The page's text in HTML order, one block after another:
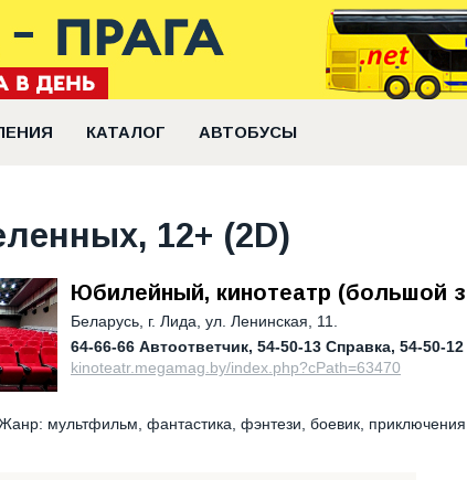
КАТАЛОГ АВТОБУСЫ
12+ (2D)
Юбилейный, кинотеатр (большой
Беларусь, г. Лида, ул. Ленинская, 11.
64-66-66 Автоответчик 54-50-13 Справка 54-50-
kinoteatr.megamag.by/index.php?cPath=63470
мультфильм, фантастика, фэнтези, боевик,